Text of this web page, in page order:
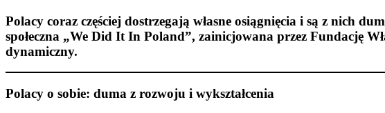
Polacy coraz częściej dostrzegają własne osiągnięcia i są z nich
społeczna „We Did It In Poland”, zainicjowana przez Fundację
dynamiczny.​
Polacy o sobie: duma z rozwoju i wykształcenia